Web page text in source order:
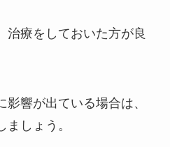
治療をしておいた方が良
響が出ている場合は、
しょう。